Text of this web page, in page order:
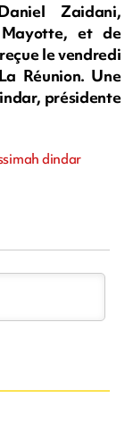
Zaidani,
et de
le vendredi
Réunion. Une
présidente
dindar